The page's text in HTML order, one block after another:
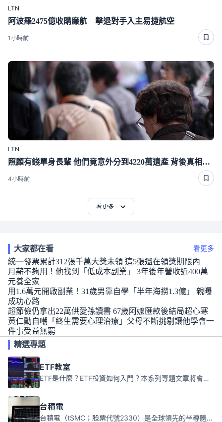
LTN
阿波羅2475億收購廉航 擊退對手入主易捷航空
1小時前
LTN
照顧有錢單身長輩 他們竟意外分到4220萬遺產 背後真相曝光了
4小時前
看更多
大家都在看 看更多
統一發票累計312張千萬大獎未領 這5張還在領獎期限內
月薪不夠用！他找到「低成本副業」 3年後年營收近400萬
元養全家
用1.6萬元開啟副業！31歲男靠自學「半年海撈1.3億」 親曝
成功心路
超節儉仍拿出22萬供愛孫讀書 67歲阿嬤匯款後結局超心寒
黃仁勳自嘲「終生需要心理治療」父母不斷挑剔讓他學會一
件事受益無窮
精選專題
ETF教室
ETF是什麼？ETF投資如何入門？本系列專題文章將會告訴你新手必須知道的ETF基礎知識。
台積電
台積電（tSMC；股票代號2330）是全球領先的半導體代工公司，成立於1987年，總部位於台灣新竹。且已於美國、日本、德國及中國設廠，台積電是全球首家專業積體電路製造服務公司，也是全球最先進和最大規模的半導體代工廠。